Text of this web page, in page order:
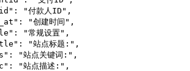
"付款人ID",
"创建时间",
"常规设置",
"站点标题:",
"站点关键词:",
"站点描述:",